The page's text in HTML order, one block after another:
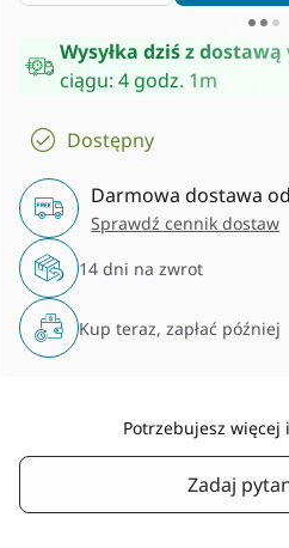
Wysyłka dziś z
ciągu:4 godz. 1m
Dostępny
Darmowa dostawa od
Sprawdź cennik dostaw
14 dni na zwrot
Kup teraz, zapłać później
Potrzebujesz więcej
Zadaj